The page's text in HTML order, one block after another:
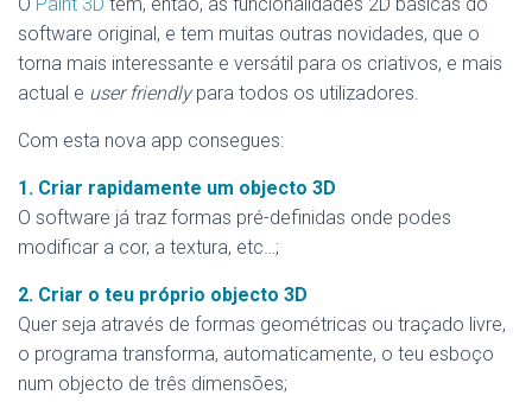
software original, e tem muitas outras novidades, que o
torna mais interessante e versátil para os criativos, e mais
actual e user friendlypara todos os utilizadores.
Com esta nova app consegues:
1. Criar rapidamente um objecto 3D
O software já traz formas pré-definidas onde podes
modificar a cor, a textura, etc…;
2. Criar o teu próprio objecto 3D
Quer seja através de formas geométricas ou traçado livre,
o programa transforma, automaticamente, o teu esboço
num objecto de três dimensões;